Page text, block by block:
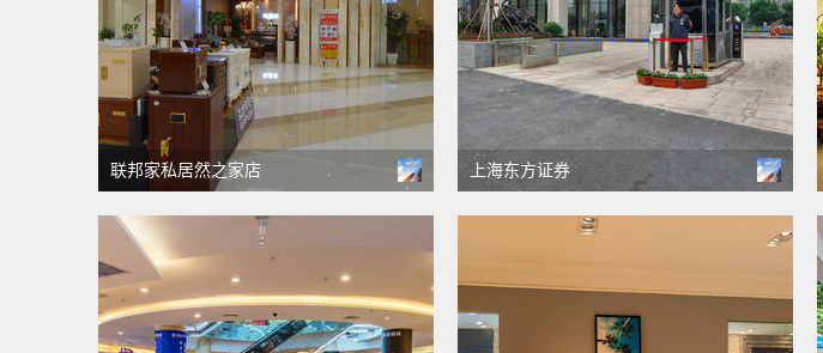
联邦家私居然之家店 上海东方证券